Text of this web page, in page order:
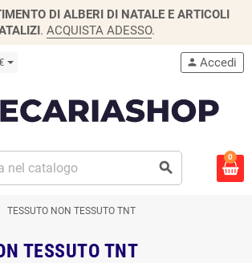
DI ALBERI DI NATALE E ARTICOLI
. ACQUISTA ADESSO.
search
person Accedi
0
TESSUTO NON TESSUTO TNT
TESSUTO TNT